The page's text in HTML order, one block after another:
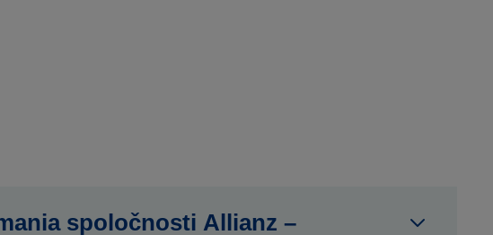
spoločnosti Allianz –